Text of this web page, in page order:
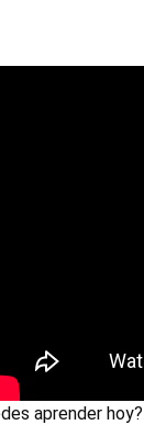
aprender hoy?